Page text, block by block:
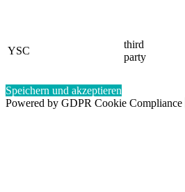
YSC
third
party
Speichern und akzeptieren
Powered by GDPR Cookie Compliance